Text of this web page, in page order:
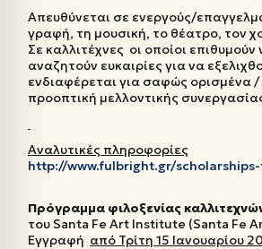
Απευθύνεται σε ενεργούς/
γραφή, τη μουσική, το θέατρο, τον
Σε καλλιτέχνες οι οποίοι
αναζητούν ευκαιρίες για να
ενδιαφέρεται για σαφώς ορισμένα
προοπτική μελλοντικής
Αναλυτικές πληροφορίες
http://www.fulbright.gr/
Πρόγραμμα φιλοξενίας
του Santa Fe Art Institute (Santa Fe
Εγγραφή από Τρίτη 15 Ιανουαρίου